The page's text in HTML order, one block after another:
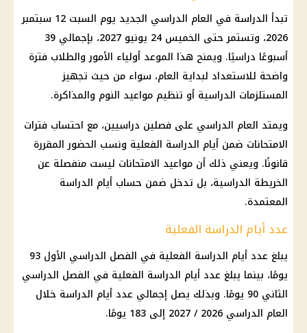
تبدأ الدراسة في العام الدراسي الجديد يوم السبت 12 سبتمبر
2026، وتستمر حتى الخميس 24 يونيو 2027، بإجمالي 39
أسبوعًا دراسيًا. ويمنح هذا الموعد أولياء الأمور والطلاب فترة
واضحة للاستعداد لبداية العام، سواء من حيث تجهيز
المستلزمات الدراسية أو تنظيم مواعيد النوم والمذاكرة.
ويمتد العام الدراسي على فصلين دراسيين، مع احتساب فترات
الامتحانات ضمن أيام الدراسة الفعلية ونسب الحضور المقررة
قانونًا. ويعني ذلك أن مواعيد الامتحانات ليست منفصلة عن
الخريطة الدراسية، بل تدخل ضمن حساب أيام الدراسة
المعتمدة.
عدد أيام الدراسة الفعلية
يبلغ عدد أيام الدراسة الفعلية في الفصل الدراسي الأول 93
يومًا، بينما يبلغ عدد أيام الدراسة الفعلية في الفصل الدراسي
الثاني 90 يومًا. وبذلك يصل إجمالي عدد أيام الدراسة خلال
العام الدراسي 2026 / 2027
إلى 183 يومًا.